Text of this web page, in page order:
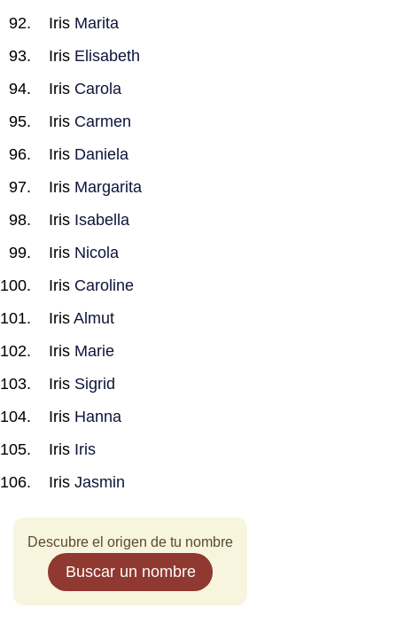
Iris Marita
Iris Elisabeth
Iris Carola
Iris Carmen
Iris Daniela
Iris Margarita
Iris Isabella
Iris Nicola
Iris Caroline
Iris Almut
Iris Marie
Iris Sigrid
Iris Hanna
Iris Iris
Iris Jasmin
Descubre el origen de tu nombre
Buscar un nombre